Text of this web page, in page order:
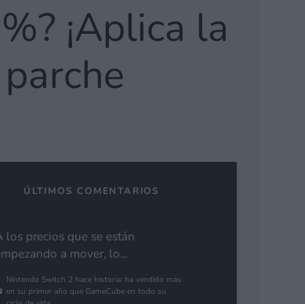
¡Aplica la
ÚLTIMOS COMENTARIOS
los precios que se están
a mover, lo...
Nintendo Switch 2 hace historia: ha vendido más
en su primer año que GameCube en todo su